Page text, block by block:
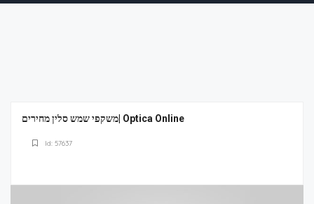
משקפי שמש סלין מחירים| Optica Online
Id: 57637